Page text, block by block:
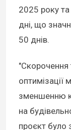
2025 року
дні, що
50 днів.
оптимізації
зменшенню
на
проєкт було